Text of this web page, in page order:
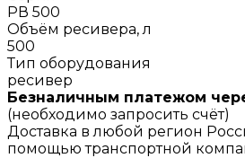
РВ 500
Объём ресивера, л
500
Тип оборудования
ресивер
Безналичным платежом
(необходимо запросить счёт)
Доставка в любой регион
помощью транспортной